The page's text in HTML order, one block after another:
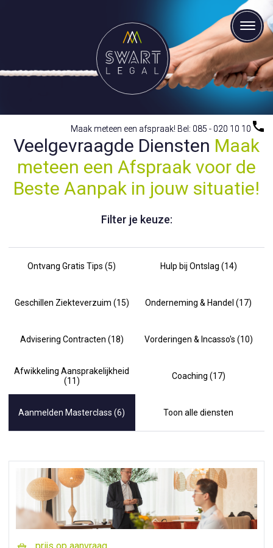
Maak meteen een afspraak! Bel: 085 - 020 10 10
Maak meteen een afspraak! Bel: 085 - 020 10 10
Veelgevraagde Diensten Maak
meteen een Afspraak voor de
Beste Aanpak in jouw situatie!
Filter je keuze:
Ontvang Gratis Tips (5) Hulp bij Ontslag (14)
Geschillen Ziekteverzuim (15) Onderneming & Handel (17)
Advisering Contracten (18) Vorderingen & Incasso's (10)
Afwikkeling Aansprakelijkheid
(11)
Coaching (17)
Aanmelden Masterclass (6) Toon alle diensten